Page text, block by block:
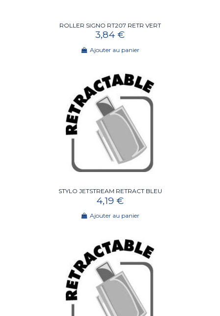
ROLLER SIGNO RT207 RETR VERT
3,84 €
Ajouter au panier
STYLO JETSTREAM RETRACT BLEU
4,19 €
Ajouter au panier